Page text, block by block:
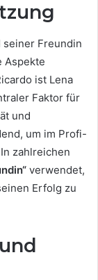
seiner Freundin
Aspekte
ist Lena
Faktor für
und
um im Profi-
zahlreichen
verwendet,
Erfolg zu